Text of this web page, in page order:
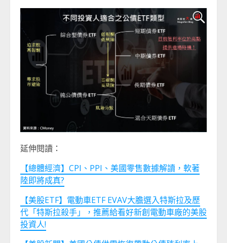
延伸閱讀：
【總體經濟】CPI、PPI、美國零售數據解讀，軟著
陸即將成真?
【美股ETF】電動車ETF EVAV大膽選入特斯拉及歷
代「特斯拉殺手」，推薦給看好新創電動車廠的美股
投資人!